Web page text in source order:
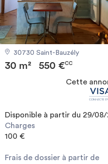
Investir
Blog
30730 Saint-Bauzély
30 m² 550 €CC
Cette
Disponible à partir du 29/
Charges
100 €
Frais de dossier à partir de